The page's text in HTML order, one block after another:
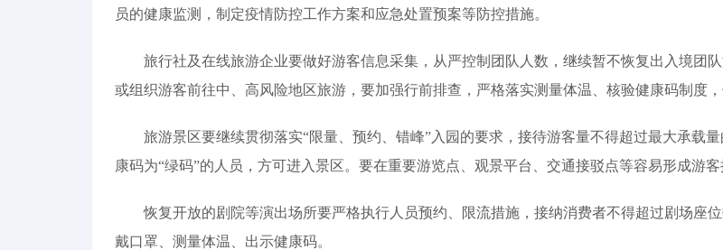
员的健康监测，制定疫情防控工作方案和应急处置预案等防控措施。
旅行社及在线旅游企业要做好游客信息采集，从严控制团队人数，继续暂不恢复出入境团
或组织游客前往中、高风险地区旅游，要加强行前排查，严格落实测量体温、核验健康码制度，
旅游景区要继续贯彻落实“限量、预约、错峰”入园的要求，接待游客量不得超过最大承载量
康码为“绿码”的人员，方可进入景区。要在重要游览点、观景平台、交通接驳点等容易形成游
恢复开放的剧院等演出场所要严格执行人员预约、限流措施，接纳消费者不得超过剧场座
戴口罩、测量体温、出示健康码。